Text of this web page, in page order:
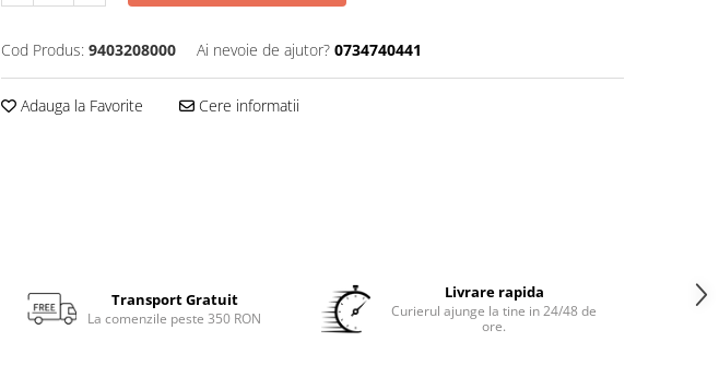
Cod Produs: 9403208000 Ai nevoie de ajutor? 0734740441
Adauga la Favorite Cere informatii
Transport Gratuit
La comenzile peste 350 RON
Livrare rapida
Curierul ajunge la tine in 24/48 de
ore.